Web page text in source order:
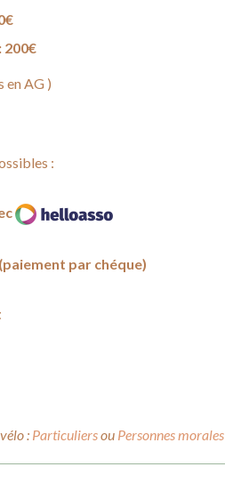
200€
en AG )
:
par chéque)
: Particuliersou Personnes morales